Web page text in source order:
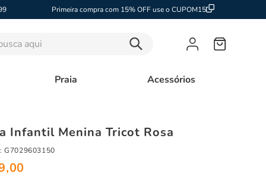
Primeira compra com 15% OFF use o CUPOM15
Praia Acessórios
Infantil Menina Tricot Rosa
:G7029603150
,00